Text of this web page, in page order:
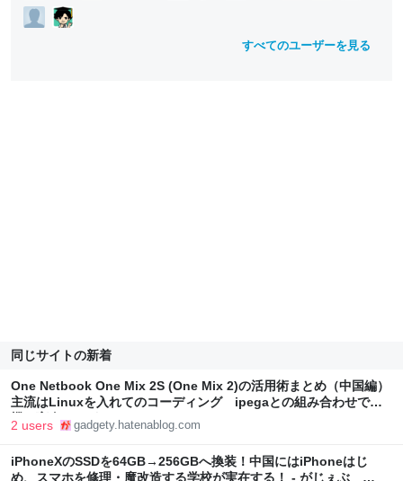
すべてのユーザーを見る
同じサイトの新着
One Netbook One Mix 2S (One Mix 2)の活用術まとめ（中国編）
主流はLinuxを入れてのコーディング ipegaとの組み合わせで神
機に変身！ - がじぇぶ GADGETY BLOG
2 users gadgety.hatenablog.com
iPhoneXのSSDを64GB→256GBへ換装！中国にはiPhoneはじ
め、スマホを修理・魔改造する学校が実在する！ - がじぇぶ